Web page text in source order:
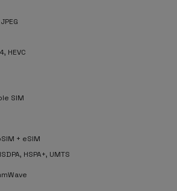
HEVC
SIM
+ eSIM
HSPA+, UMTS